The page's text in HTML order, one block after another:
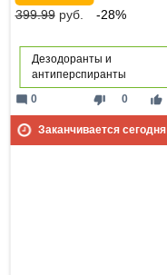
399.99руб. -28%
Дезодоранты и
антиперспиранты
thumb_down 0 thumb_up
mode_comment 0
Заканчивается сегодня